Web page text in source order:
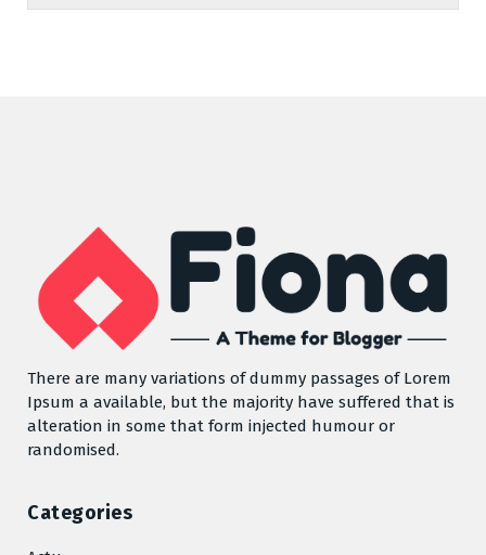
There are many variations of dummy passages of Lorem
Ipsum a available, but the majority have suffered that is
alteration in some that form injected humour or
randomised.
Categories